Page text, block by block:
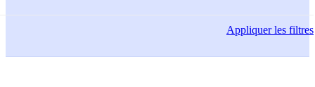
Appliquerles filtres